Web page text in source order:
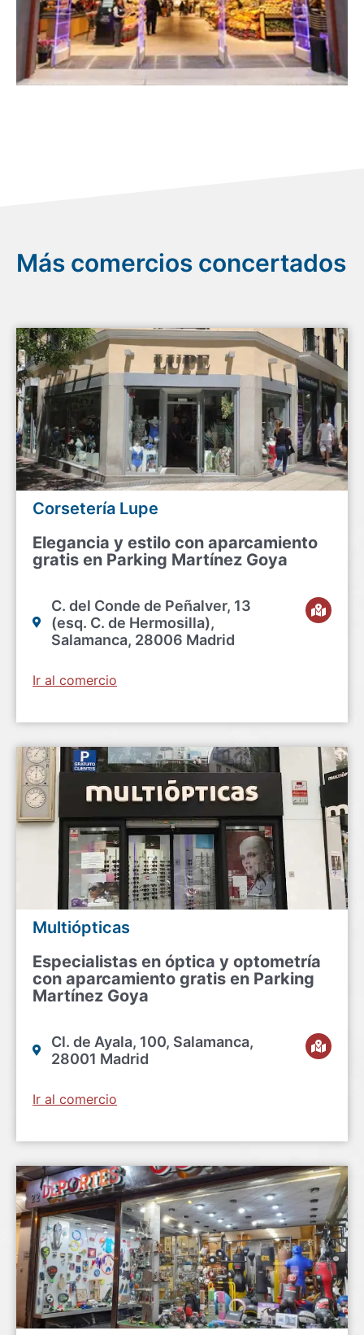
Más comercios concertados
Corsetería Lupe
Elegancia y estilo con aparcamiento
gratis en Parking Martínez Goya
C. del Conde de Peñalver, 13
(esq. C. de Hermosilla),
Salamanca, 28006 Madrid
Ir al comercio
Multiópticas
Especialistas en óptica y optometría
con aparcamiento gratis en Parking
Martínez Goya
Cl. de Ayala, 100, Salamanca,
28001 Madrid
Ir al comercio